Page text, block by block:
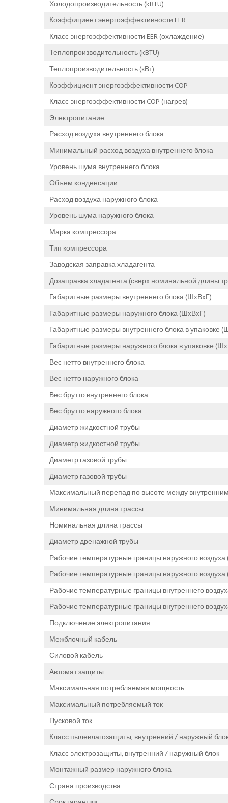
Холодопроизводительность (kBTU)
Коэффициент энергоэффективности EER
Класс энергоэффективности EER (охлаждение)
Теплопроизводительность (kBTU)
Теплопроизводительность (кВт)
Коэффициент энергоэффективности COP
Класс энергоэффективности COP (нагрев)
Электропитание
Расход воздуха внутреннего блока
Минимальный расход воздуха внутреннего блока
Уровень шума внутреннего блока
Объем конденсации
Расход воздуха наружного блока
Уровень шума наружного блока
Марка компрессора
Тип компрессора
Заводская заправка хладагента
Дозаправка хладагента (сверх номинальной длины
Габаритные размеры внутреннего блока (ШxВxГ)
Габаритные размеры наружного блока (ШxВxГ)
Габаритные размеры внутреннего блока в упаковке
Габаритные размеры наружного блока в упаковке
Вес нетто внутреннего блока
Вес нетто наружного блока
Вес брутто внутреннего блока
Вес брутто наружного блока
Диаметр жидкостной трубы
Диаметр жидкостной трубы
Диаметр газовой трубы
Диаметр газовой трубы
Максимальный перепад по высоте между
Минимальная длина трассы
Номинальная длина трассы
Диаметр дренажной трубы
Рабочие температурные границы наружного
Рабочие температурные границы наружного воздуха
Рабочие температурные границы внутреннего
Рабочие температурные границы внутреннего
Подключение электропитания
Межблочный кабель
Силовой кабель
Автомат защиты
Максимальная потребляемая мощность
Максимальный потребляемый ток
Пусковой ток
Класс пылевлагозащиты, внутренний / наружный
Класс электрозащиты, внутренний / наружный блок
Монтажный размер наружного блока
Страна производства